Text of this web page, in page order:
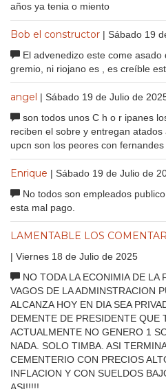
años ya tenia o miento
Bob el constructor | Sábado 19
El advenedizo este come
gremio, ni riojano es , es creíble
angel | Sábado 19 de Julio de
son todos unos C h o r ipanes
reciben el sobre y entregan
upcn son los peores con fernandes
Enrique | Sábado 19 de Julio de
No todos son empleados
esta mal pago.
LAMENTABLE LOS
| Viernes 18 de Julio de 2025
NO TODA LA ECONIMIA DE LA
VAGOS DE LA ADMINSTRACION
ALCANZA HOY EN DIA SEA
DEMENTE DE PRESIDENTE QUE
ACTUALMENTE NO GENERO 1
NADA. SOLO TIMBA. ASI
CEMENTERIO CON PRECIOS
INFLACION Y CON SUELDOS